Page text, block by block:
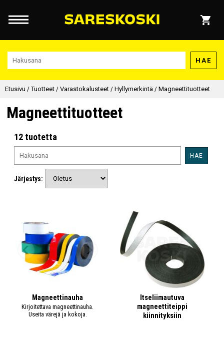
HAE
Etusivu /Tuotteet / Varastokalusteet / Hyllymerkintä / Magneettituotteet
Magneettituotteet
12 tuotetta
HAE
Järjestys:
Magneettinauha
Kirjoitettava magneettinauha.
Useita värejä ja kokoja.
Itseliimautuva
magneettiteippi
kiinnityksiin